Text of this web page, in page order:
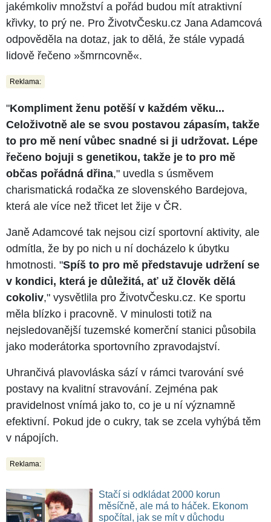
jakémkoliv množství a pořád budou mít atraktivní
křivky, to prý ne. Pro ŽivotvČesku.cz Jana Adamcová
odpověděla na dotaz, jak to dělá, že stále vypadá
lidově řečeno »šmrncovně«.
Reklama:
"Kompliment ženu potěší v každém věku...
Celoživotně ale se svou postavou zápasím, takže
to pro mě není vůbec snadné si ji udržovat. Lépe
řečeno bojuji s genetikou, takže je to pro mě
občas pořádná dřina," uvedla s úsměvem
charismatická rodačka ze slovenského Bardejova,
která ale více než třicet let žije v ČR.
Janě Adamcové tak nejsou cizí sportovní aktivity, ale
odmítla, že by po nich u ní docházelo k úbytku
hmotnosti. "Spíš to pro mě představuje udržení se
v kondici, která je důležitá, ať už člověk dělá
cokoliv," vysvětlila pro ŽivotvČesku.cz. Ke sportu
měla blízko i pracovně. V minulosti totiž na
nejsledovanější tuzemské komerční stanici působila
jako moderátorka sportovního zpravodajství.
Uhrančivá plavovláska sází v rámci tvarování své
postavy na kvalitní stravování. Zejména pak
pravidelnost vnímá jako to, co je u ní významně
efektivní. Pokud jde o cukry, tak se zcela vyhýbá těm
v nápojích.
Reklama:
Stačí si odkládat 2000 korun
měsíčně, ale má to háček. Ekonom
spočítal, jak se mít v důchodu